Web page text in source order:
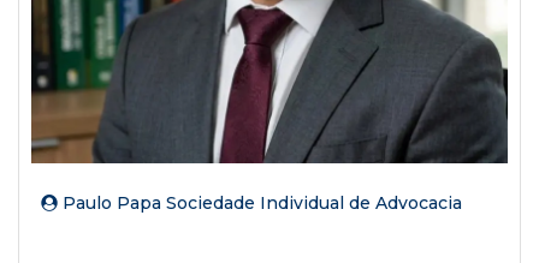
Paulo Papa Sociedade Individual de Advocacia